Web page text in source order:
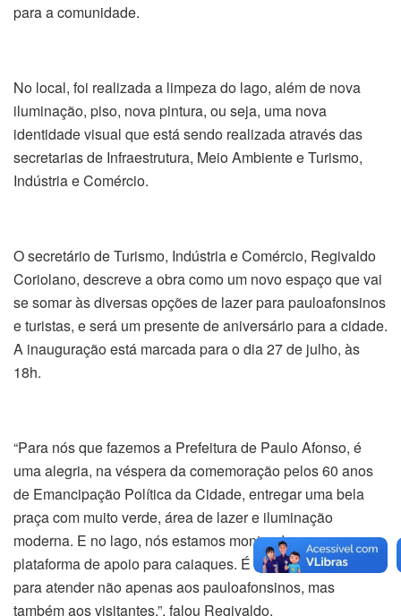
para a comunidade.
No local, foi realizada a limpeza do lago, além de nova
iluminação, piso, nova pintura, ou seja, uma nova
identidade visual que está sendo realizada através das
secretarias de Infraestrutura, Meio Ambiente e Turismo,
Indústria e Comércio.
O secretário de Turismo, Indústria e Comércio, Regivaldo
Coriolano, descreve a obra como um novo espaço que vai
se somar às diversas opções de lazer para pauloafonsinos
e turistas, e será um presente de aniversário para a cidade.
A inauguração está marcada para o dia 27 de julho, às
18h.
“Para nós que fazemos a Prefeitura de Paulo Afonso, é
uma alegria, na véspera da comemoração pelos 60 anos
de Emancipação Política da Cidade, entregar uma bela
praça com muito verde, área de lazer e iluminação
moderna. E no lago, nós estamos montando uma
plataforma de apoio para caiaques. É um local construído
para atender não apenas aos pauloafonsinos, mas
também aos visitantes.”, falou Regivaldo.